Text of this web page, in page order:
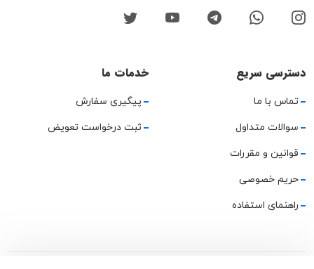
دسترسی سریع
تماس با ما
سوالات متداول
قوانین و مقررات
حریم خصوصی
راهنمای استفاده
خدمات ما
پیگیری سفارش
ثبت درخواست تعویض